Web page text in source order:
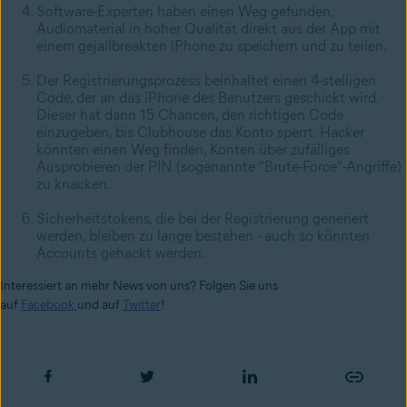
Software-Experten haben einen Weg gefunden,
Audiomaterial in hoher Qualität direkt aus der App mit
einem gejailbreakten iPhone zu speichern und zu teilen.
Der Registrierungsprozess beinhaltet einen 4-stelligen
Code, der an das iPhone des Benutzers geschickt wird.
Dieser hat dann 15 Chancen, den richtigen Code
einzugeben, bis Clubhouse das Konto sperrt. Hacker
könnten einen Weg finden, Konten über zufälliges
Ausprobieren der PIN (sogenannte "Brute-Force"-Angriffe)
zu knacken.
Sicherheitstokens, die bei der Registrierung generiert
werden, bleiben zu lange bestehen - auch so könnten
Accounts gehackt werden.
Interessiert an mehr News von uns? Folgen Sie uns
auf Facebook und auf Twitter!